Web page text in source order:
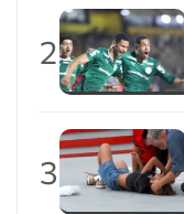
2
3